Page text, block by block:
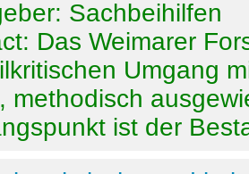
Sachbeihilfen
Das Weimarer
Umgang
methodisch
ist der